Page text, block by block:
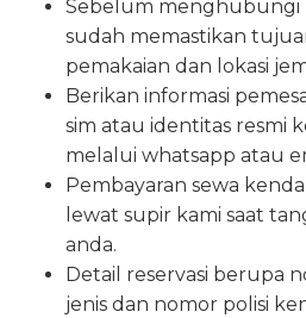
Sebelum menghubungi
sudah memastikan
pemakaian dan lokasi
Berikan informasi
sim atau identitas resmi
melalui whatsapp atau
Pembayaran sewa
lewat supir kami saat
anda.
Detail reservasi berupa
jenis dan nomor polisi